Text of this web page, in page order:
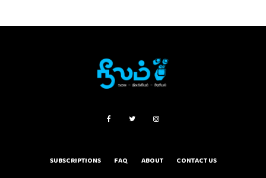
SUBSCRIPTIONS FAQ ABOUT CONTACT US